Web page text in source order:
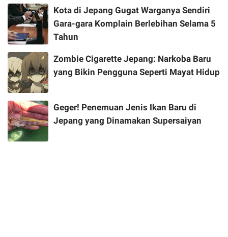
Kota di Jepang Gugat Warganya Sendiri
Gara-gara Komplain Berlebihan Selama 5
Tahun
Zombie Cigarette Jepang: Narkoba Baru
yang Bikin Pengguna Seperti Mayat Hidup
Geger! Penemuan Jenis Ikan Baru di
Jepang yang Dinamakan Supersaiyan